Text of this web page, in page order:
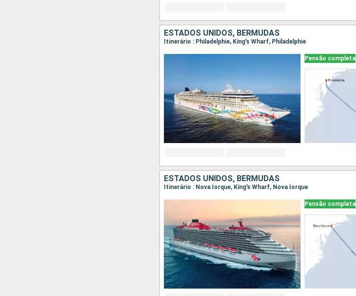
ESTADOS UNIDOS, BERMUDAS
Itinerário : Philadelphie, King's Wharf, Philadelphie
Pensão completa
ESTADOS UNIDOS, BERMUDAS
Itinerário : Nova Iorque, King's Wharf, Nova Iorque
Pensão completa